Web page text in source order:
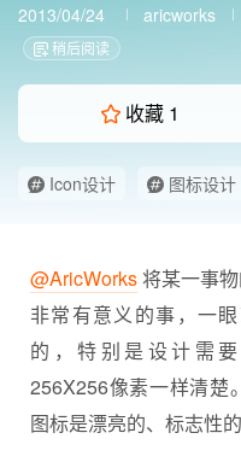
2013/04/24 aricworks
稍后阅读
收藏 1
Icon设计 图标设计
@AricWorks将某一事
非常有意义的事，一
的，特别是设计需
256X256像素一样清楚
图标是漂亮的、标志性